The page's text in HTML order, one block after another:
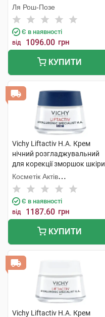
для контуру очей 15 мл 1
туба
Ля Рош-Позе
Є в наявності
від 1096.00 грн
КУПИТИ
Vichy Liftactiv H.A. Крем
нічний розгладжувальний
для корекції зморшок шкіри
обличчя 50 мл 1 банка
Косметік Актів
Інтернаціональ
Є в наявності
від 1187.60 грн
КУПИТИ
Vichy Liftactiv H.A. Крем